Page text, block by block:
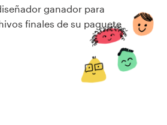
ganador para
finales de su paquete